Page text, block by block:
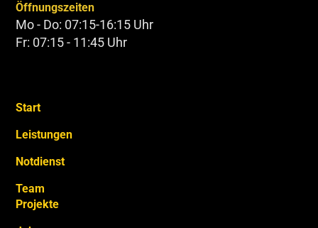
Öffnungszeiten
Mo - Do: 07:15-16:15 Uhr
Fr: 07:15 - 11:45 Uhr
Start
Leistungen
Notdienst
Team
Projekte